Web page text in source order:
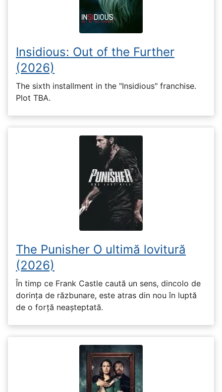
Insidious: Out of the Further
(2026)
The sixth installment in the "Insidious" franchise.
Plot TBA.
The Punisher O ultimă lovitură
(2026)
În timp ce Frank Castle caută un sens, dincolo de
dorința de răzbunare, este atras din nou în luptă
de o forță neașteptată.